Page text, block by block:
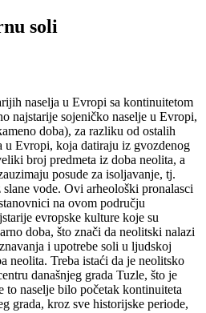
soli
naselja u Evropi sa kontinuitetom
najstarije sojeničko naselje u Evropi,
doba), za razliku od ostalih
u Evropi, koja datiraju iz gvozdenog
broj predmeta iz doba neolita, a
posude za isoljavanje, tj.
vode. Ovi arheološki pronalasci
na ovom području
evropske kulture koje su
doba, što znači da neolitski nalazi
i upotrebe soli u ljudskoj
neolita. Treba istaći da je neolitsko
današnjeg grada Tuzle, što je
to naselje bilo početak kontinuiteta
grada, kroz sve historijske periode,